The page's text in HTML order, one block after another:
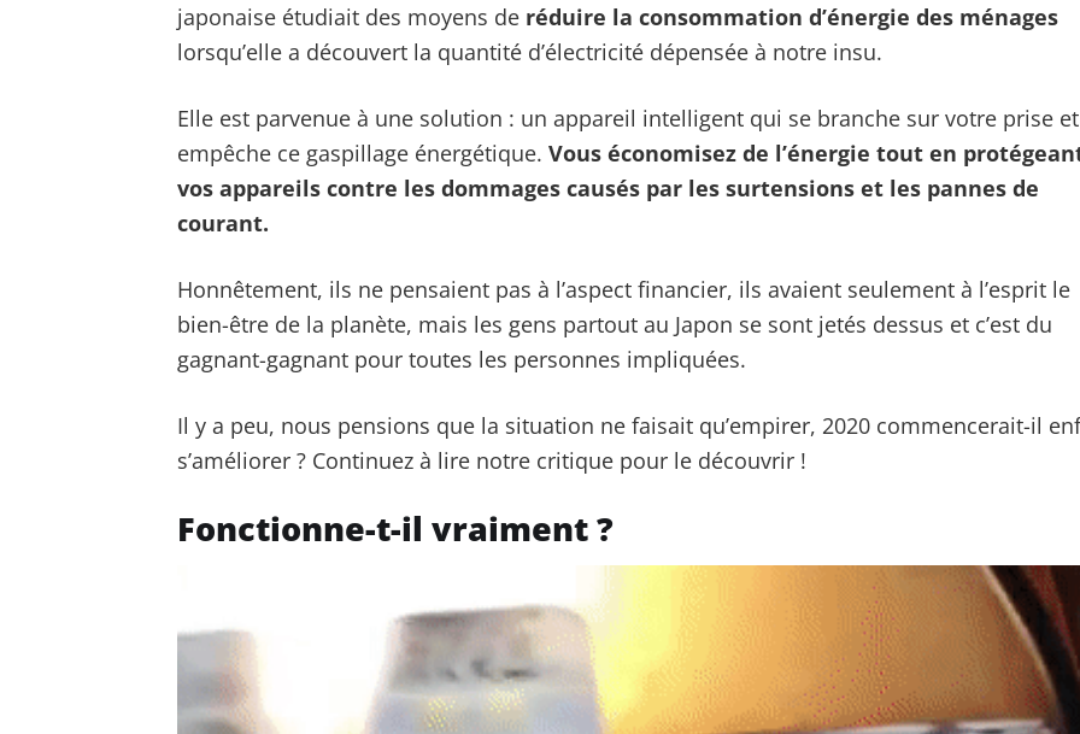
japonaise étudiait des moyens de réduire la consommation d’énergie des ménages
lorsqu’elle a découvert la quantité d’électricité dépensée à notre insu.
Elle est parvenue à une solution : un appareil intelligent qui se branche sur votre prise et
empêche ce gaspillage énergétique. Vous économisez de l’énergie tout en
vos appareils contre les dommages causés par les surtensions et les pannes de
courant.
Honnêtement, ils ne pensaient pas à l’aspect financier, ils avaient seulement à l’esprit le
bien-être de la planète, mais les gens partout au Japon se sont jetés dessus et c’est du
gagnant-gagnant pour toutes les personnes impliquées.
Il y a peu, nous pensions que la situation ne faisait qu’empirer, 2020 commencerait-il
s’améliorer ? Continuez à lire notre critique pour le découvrir !
Fonctionne-t-il vraiment ?